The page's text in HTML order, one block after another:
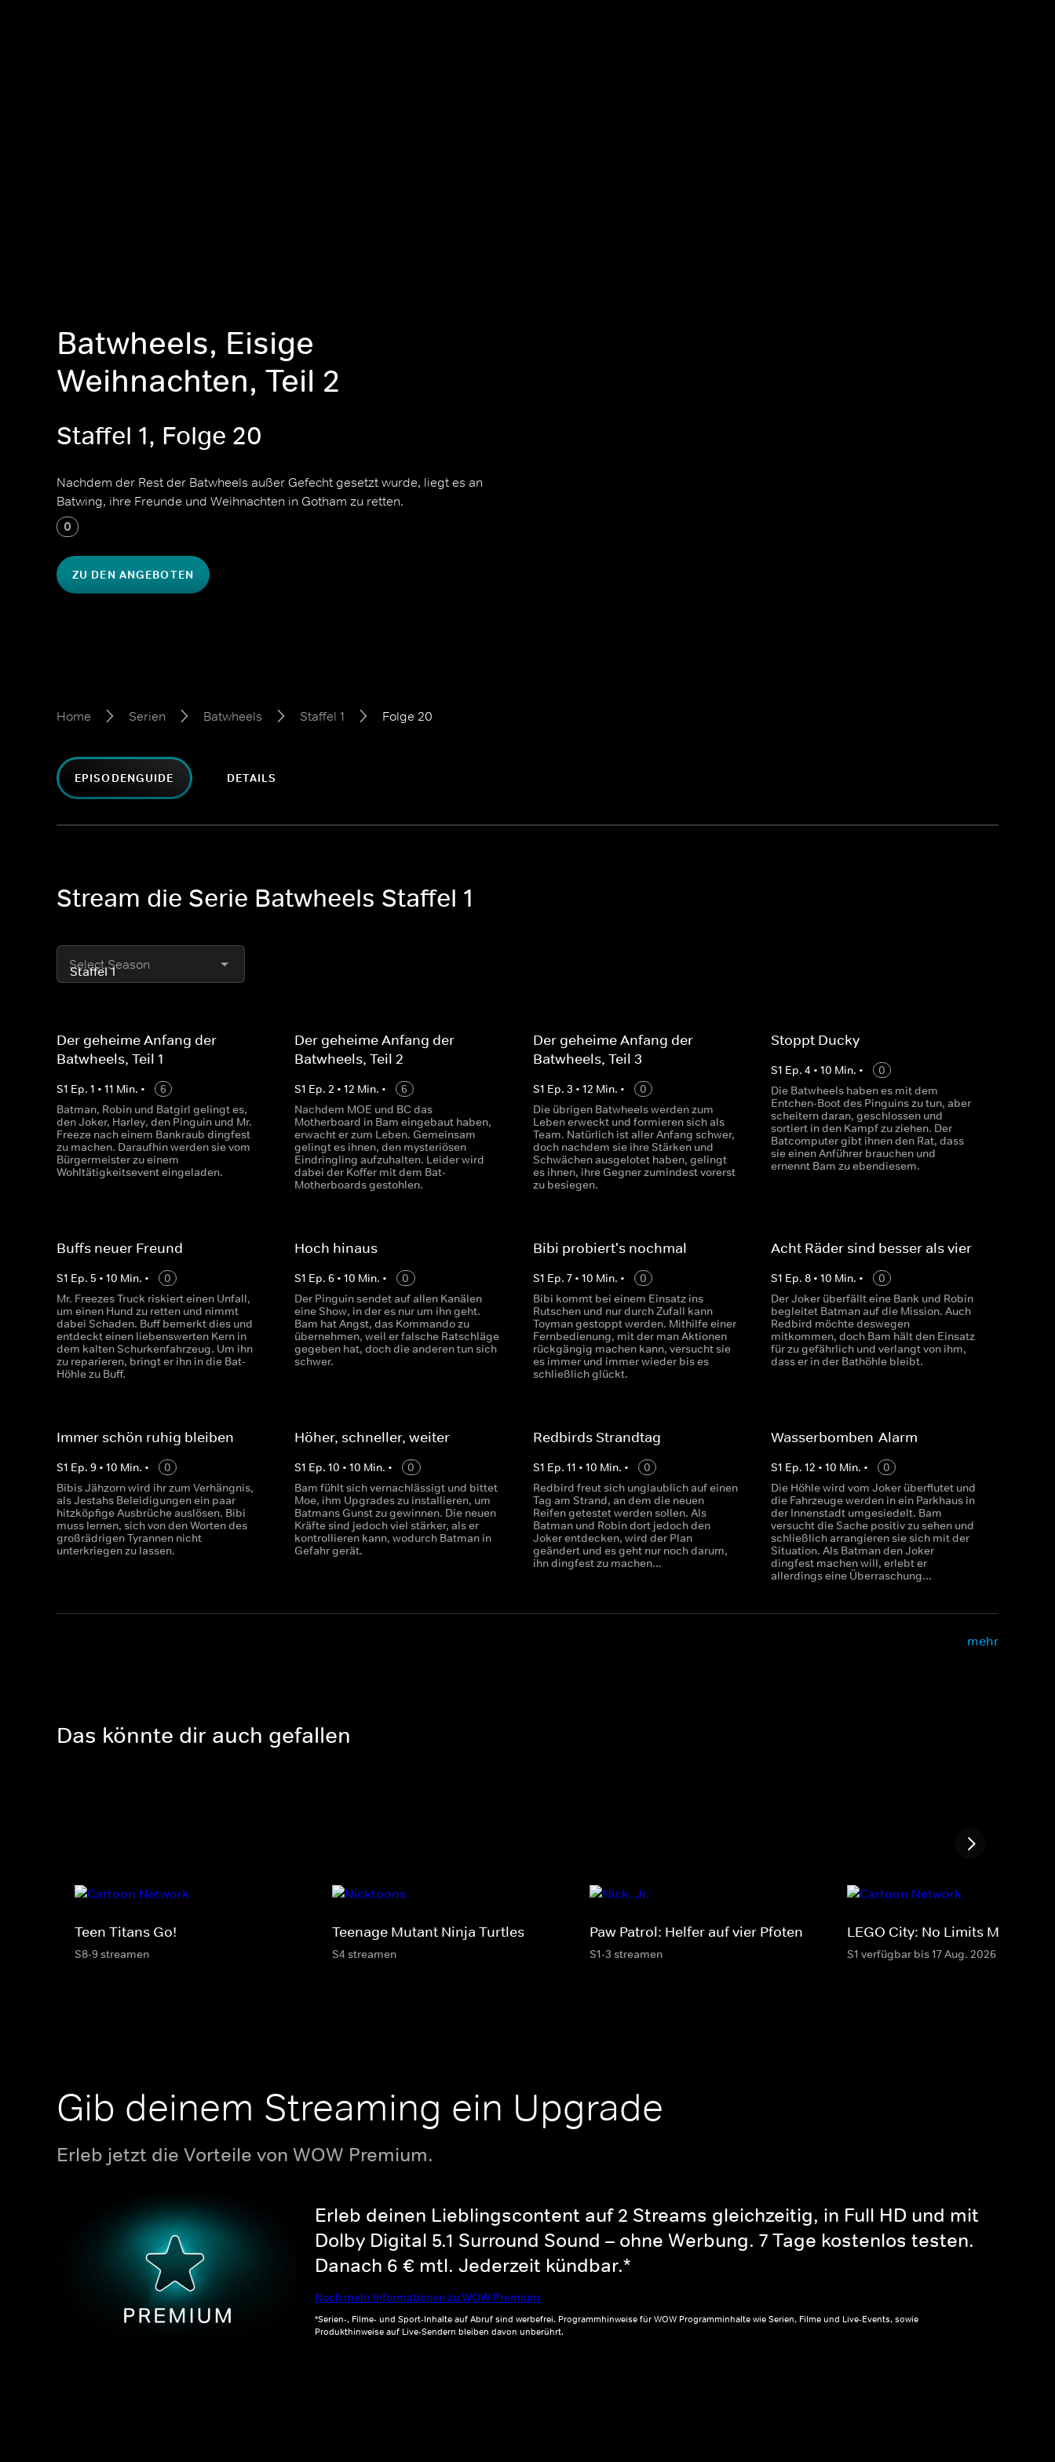
Batwheels, Eisige
Weihnachten, Teil 2
Staffel 1, Folge 20
Nachdem der Rest der Batwheels außer Gefecht gesetzt wurde, liegt es an
Batwing, ihre Freunde und Weihnachten in Gotham zu retten.
0
ZU DEN ANGEBOTEN
Home Serien Batwheels Staffel 1 Folge 20
EPISODENGUIDE DETAILS
Stream die Serie Batwheels Staffel 1
Select Season
Der geheime Anfang der
Batwheels, Teil 1
S1 Ep. 1 • 11 Min. •
6
Batman, Robin und Batgirl gelingt es,
den Joker, Harley, den Pinguin und Mr.
Freeze nach einem Bankraub dingfest
zu machen. Daraufhin werden sie vom
Bürgermeister zu einem
Wohltätigkeitsevent eingeladen.
Der geheime Anfang der
Batwheels, Teil 2
S1 Ep.2 •12 Min. •
6
Nachdem MOE und BC das
Motherboard in Bam eingebaut haben,
erwacht er zum Leben. Gemeinsam
gelingt es ihnen, den mysteriösen
Eindringling aufzuhalten. Leider wird
dabei der Koffer mit dem Bat-
Motherboards gestohlen.
Der geheime Anfang der
Batwheels, Teil 3
S1 Ep. 3 • 12 Min. •
0
Die übrigen Batwheels werden zum
Leben erweckt und formieren sich als
Team. Natürlich ist aller Anfang schwer,
doch nachdem sie ihre Stärken und
Schwächen ausgelotet haben, gelingt
es ihnen, ihre Gegner zumindest vorerst
zu besiegen.
Stoppt Ducky
S1 Ep. 4 • 10 Min. •
0
Die Batwheels haben es mit dem
Entchen-Boot des Pinguins zu tun, aber
scheitern daran, geschlossen und
sortiert in den Kampf zu ziehen. Der
Batcomputer gibt ihnen den Rat, dass
sie einen Anführer brauchen und
ernennt Bam zu ebendiesem.
Buffs neuer Freund
S1 Ep. 5 • 10 Min. •
0
Mr. Freezes Truck riskiert einen Unfall,
um einen Hund zu retten und nimmt
dabei Schaden. Buff bemerkt dies und
entdeckt einen liebenswerten Kern in
dem kalten Schurkenfahrzeug. Um ihn
zu reparieren, bringt er ihn in die Bat-
Höhle zu Buff.
Hoch hinaus
S1 Ep.6 •10 Min. •
0
Der Pinguin sendet auf allen Kanälen
eine Show, in der es nur um ihn geht.
Bam hat Angst, das Kommando zu
übernehmen, weil er falsche Ratschläge
gegeben hat, doch die anderen tun sich
schwer.
Bibi probiert's nochmal
S1 Ep. 7• 10 Min. •
0
Bibi kommt bei einem Einsatz ins
Rutschen und nur durch Zufall kann
Toyman gestoppt werden. Mithilfe einer
Fernbedienung, mit der man Aktionen
rückgängig machen kann, versucht sie
es immer und immer wieder bis es
schließlich glückt.
Acht Räder sind besser als vier
S1 Ep. 8• 10 Min. •
0
Der Joker überfällt eine Bank und Robin
begleitet Batman auf die Mission. Auch
Redbird möchte deswegen
mitkommen, doch Bam hält den Einsatz
für zu gefährlich und verlangt von ihm,
dass er in der Bathöhle bleibt.
Immer schön ruhig bleiben
S1 Ep. 9 • 10 Min. •
0
Bibis Jähzorn wird ihr zum Verhängnis,
als Jestahs Beleidigungen ein paar
hitzköpfige Ausbrüche auslösen. Bibi
muss lernen, sich von den Worten des
großrädrigen Tyrannen nicht
unterkriegen zu lassen.
Höher, schneller, weiter
S1 Ep.10 •10 Min. •
0
Bam fühlt sich vernachlässigt und bittet
Moe, ihm Upgrades zu installieren, um
Batmans Gunst zu gewinnen. Die neuen
Kräfte sind jedoch viel stärker, als er
kontrollieren kann, wodurch Batman in
Gefahr gerät.
Redbirds Strandtag
S1 Ep. 11 • 10 Min. •
0
Redbird freut sich unglaublich auf einen
Tag am Strand, an dem die neuen
Reifen getestet werden sollen. Als
Batman und Robin dort jedoch den
Joker entdecken, wird der Plan
geändert und es geht nur noch darum,
ihn dingfest zu machen...
Wasserbomben-Alarm
S1 Ep. 12 • 10 Min. •
0
Die Höhle wird vom Joker überflutet und
die Fahrzeuge werden in ein Parkhaus in
der Innenstadt umgesiedelt. Bam
versucht die Sache positiv zu sehen und
schließlich arrangieren sie sich mit der
Situation. Als Batman den Joker
dingfest machen will, erlebt er
allerdings eine Überraschung...
mehr
Das könnte dir auch gefallen
Teen Titans Go!
S8-9 streamen
Teenage Mutant Ninja Turtles
S4 streamen
Paw Patrol: Helfer auf vier Pfoten
S1-3 streamen
LEGO City: No Limits MAX
S1 verfügbar bis 17 Aug. 2026
Gib deinem Streaming ein Upgrade
Erleb jetzt die Vorteile von WOW Premium.
Erleb deinen Lieblingscontent auf 2 Streams gleichzeitig, in Full HD und mit
Dolby Digital 5.1 Surround Sound – ohne Werbung. 7 Tage kostenlos testen.
Danach 6 € mtl. Jederzeit kündbar.*
Noch mehr Informationen zu WOW Premium
*Serien-, Filme- und Sport-Inhalte auf Abruf sind werbefrei. Programmhinweise für WOW Programminhalte wie Serien, Filme und Live-Events, sowie
Produkthinweise auf Live-Sendern bleiben davon unberührt.